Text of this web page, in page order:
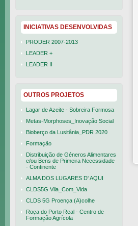
INICIATIVAS DESENVOLVIDAS
PRODER 2007-2013
LEADER +
LEADER II
OUTROS PROJETOS
Lagar de Azeite - Sobreira Formosa
Metas-Morphoses_Inovação Social
Bioberço da Lusitânia_PDR 2020
Formação
Distribuição de Géneros Alimentares
e/ou Bens de Primeira Necessidade
- Continente
ALMA DOS LUGARES D' AQUI
CLDS5G Vila_Com_Vida
CLDS 5G Proença (A)colhe
Roça do Porto Real - Centro de
Formação Agrícola